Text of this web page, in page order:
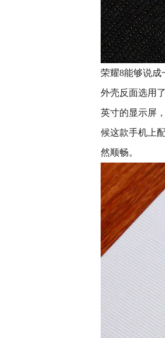
荣耀8能够说成
外壳反面选用
英寸的显示屏
候这款手机上
然顺畅。